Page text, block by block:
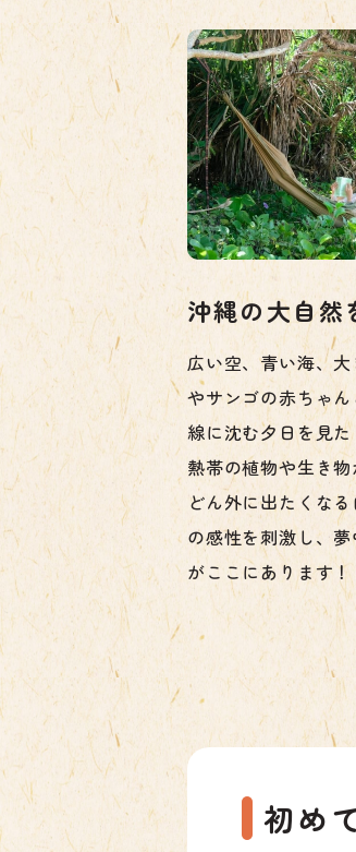
沖縄の大自然
広い空、青い海、
やサンゴの赤ちゃ
線に沈む夕日を見
熱帯の植物や生き
どん外に出たくな
の感性を刺激し、
がここにあります！
初め